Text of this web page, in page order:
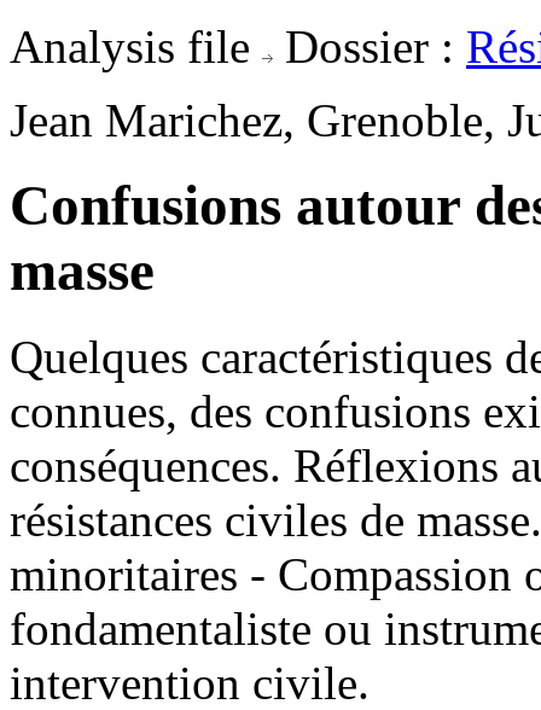
Analysis file Dossier :
Jean Marichez, Grenoble,
Confusions autour
masse
Quelques caractéristiques
connues, des confusions
conséquences. Réflexions
résistances civiles de
minoritaires - Compassion
fondamentaliste ou
intervention civile.